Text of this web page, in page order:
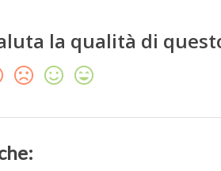
la qualità di